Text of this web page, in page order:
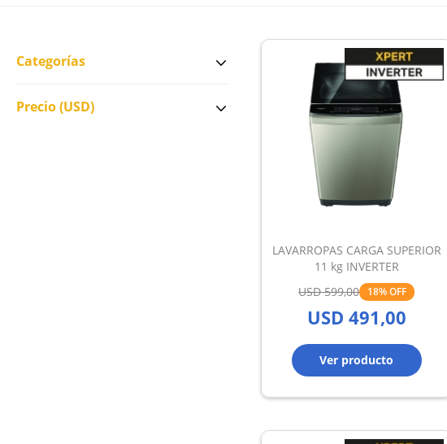
LAVARROPAS CARGA SUPERIOR
11 kg INVERTER
USD 599,00 18
USD 491,00
Categorías
Precio(USD)